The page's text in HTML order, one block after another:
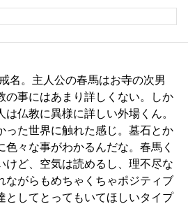
名。主人公の春馬はお寺の次男
の事にはあまり詳しくない。しか
は仏教に異様に詳しい外場くん。
った世界に触れた感じ。墓石とか
色々な事がわかるんだな。春馬く
けど、空気は読めるし、理不尽な
ながらもめちゃくちゃポジティブ
としてとってもいてほしいタイプ